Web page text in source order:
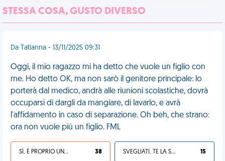
STESSA COSA, GUSTO DIVERSO
Da Tatianna - 13/11/2025 09:31
Oggi, il mio ragazzo mi ha detto che vuole un figlio con
me. Ho detto OK, ma non sarò il genitore principale: lo
porterà dal medico, andrà alle riunioni scolastiche, dovrà
occuparsi di dargli da mangiare, di lavarlo, e avrà
l'affidamento in caso di separazione. Oh beh, che strano:
ora non vuole più un figlio. FML
SÌ, È PROPRIO UNA VDM! 38 SVEGLIATI, TE LA SEI CERCATA! 15